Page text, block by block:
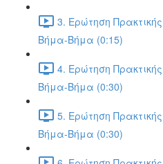
3. Ερώτηση
Βήμα-Βήμα (0:15)
4. Ερώτηση
Βήμα-Βήμα (0:30)
5. Ερώτηση
Βήμα-Βήμα (0:30)